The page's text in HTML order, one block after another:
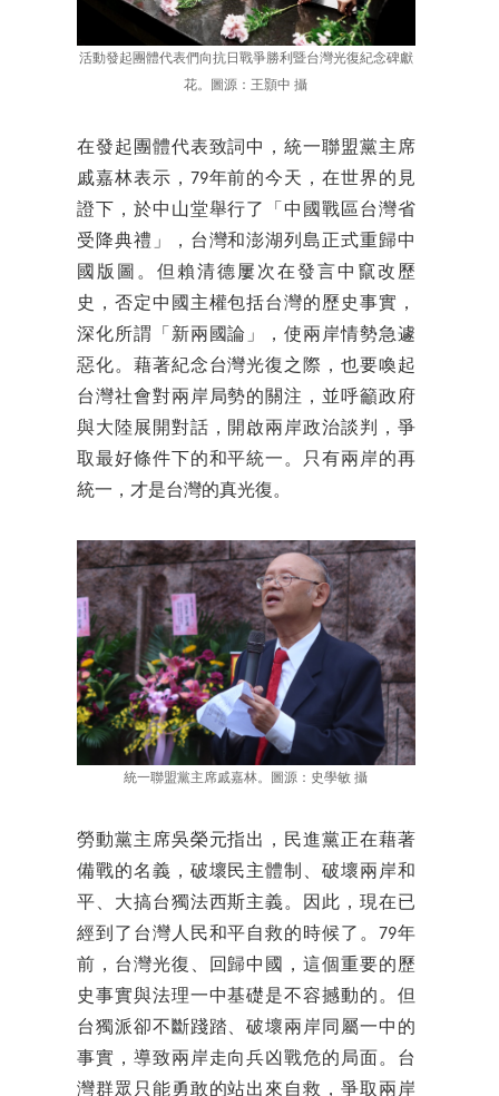
活動發起團體代表們向抗日戰爭勝利暨台灣光復紀念碑獻
花。圖源：王顥中 攝
在發起團體代表致詞中，統一聯盟黨主席
戚嘉林表示，79年前的今天，在世界的見
證下，於中山堂舉行了「中國戰區台灣省
受降典禮」，台灣和澎湖列島正式重歸中
國版圖。但賴清德屢次在發言中竄改歷
史，否定中國主權包括台灣的歷史事實，
深化所謂「新兩國論」，使兩岸情勢急遽
惡化。藉著紀念台灣光復之際，也要喚起
台灣社會對兩岸局勢的關注，並呼籲政府
與大陸展開對話，開啟兩岸政治談判，爭
取最好條件下的和平統一。只有兩岸的再
統一，才是台灣的真光復。
統一聯盟黨主席戚嘉林。圖源：史學敏 攝
勞動黨主席吳榮元指出，民進黨正在藉著
備戰的名義，破壞民主體制、破壞兩岸和
平、大搞台獨法西斯主義。因此，現在已
經到了台灣人民和平自救的時候了。79年
前，台灣光復、回歸中國，這個重要的歷
史事實與法理一中基礎是不容撼動的。但
台獨派卻不斷踐踏、破壞兩岸同屬一中的
事實，導致兩岸走向兵凶戰危的局面。台
灣群眾只能勇敢的站出來自救，爭取兩岸